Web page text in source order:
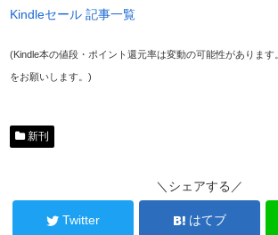
Kindleセール 記事一覧
(Kindle本の値段・ポイント還元率は変動の可能性があります
をお願いします。)
新刊
＼シェアする／
Twitter はてブ